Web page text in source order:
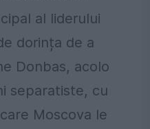
al liderului
dorința de a
Donbas, acolo
separatiste, cu
Moscova le